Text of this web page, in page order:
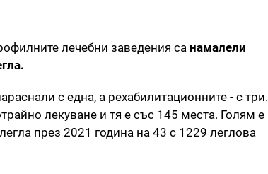
лечебни заведения са намалели
с една, а рехабилитационните - с три.
лекуване и тя е със 145 места. Голям е
през 2021 година на 43 с 1229 леглова